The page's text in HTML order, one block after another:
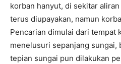
korban hanyut, di sekitar
terus diupayakan, namun
Pencarian dimulai dari tempat
menelusuri sepanjang sungai,
tepian sungai pun dilakukan